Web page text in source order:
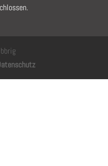
Nibbrig